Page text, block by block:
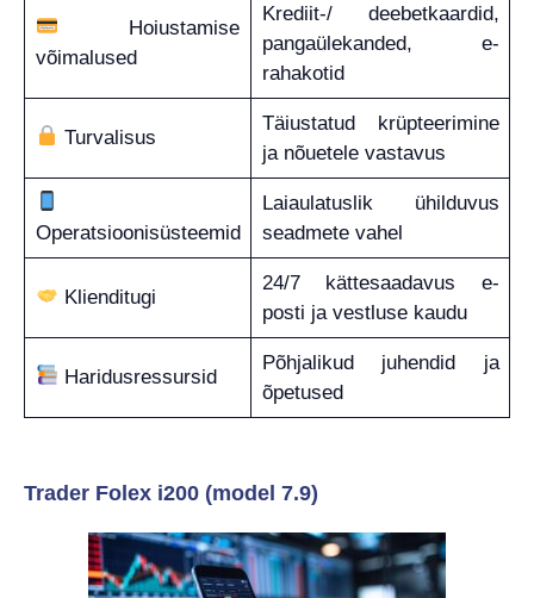
Hoiustamise
võimalused
Krediit-/ deebetkaardid,
pangaülekanded, e-
rahakotid
Turvalisus
Täiustatud krüpteerimine
ja nõuetele vastavus
Operatsioonisüsteemid
Laiaulatuslik ühilduvus
seadmete vahel
Klienditugi
24/7 kättesaadavus e-
posti ja vestluse kaudu
Haridusressursid
Põhjalikud juhendid ja
õpetused
Trader Folex i200 (model 7.9)